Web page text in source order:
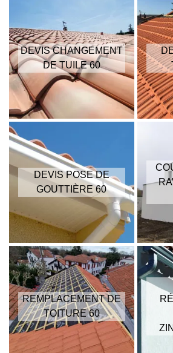
DEVIS CHANGEMENT
DE TUILE 60
DEVIS POSE DE
GOUTTIÈRE 60
REMPLACEMENT DE
TOITURE 60